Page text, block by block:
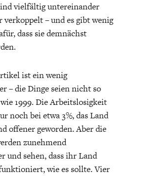
UND
vielfältig untereinander
verkoppelt – und es gibt wenig
dass sie demnächst
ist ein wenig
– die Dinge seien nicht so
1999. Die Arbeitslosigkeit
noch bei etwa 3%, das Land
offener geworden. Aber die
zunehmend
und sehen, dass ihr Land
wie es sollte. Vier